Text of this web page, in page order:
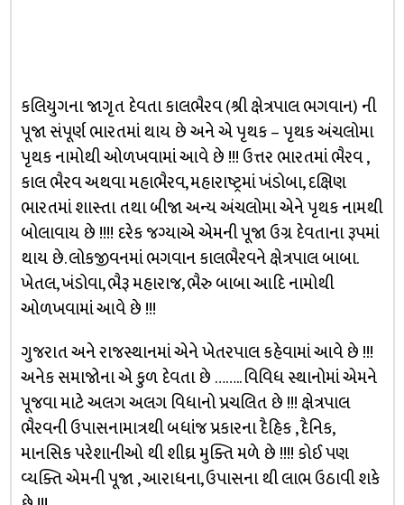
કલિયુગના જાગૃત દેવતા કાલભૈરવ (શ્રી ક્ષેત્રપાલ ભગવાન) ની
પૂજા સંપૂર્ણ ભારતમાં થાય છે અને એ પૃથક – પૃથક અંચલોમા
પૃથક નામોથી ઓળખવામાં આવે છે !!! ઉત્તર ભારતમાં ભૈરવ ,
કાલ ભૈરવ અથવા મહાભૈરવ, મહારાષ્ટ્રમાં ખંડોબા, દક્ષિણ
ભારતમાં શાસ્તા તથા બીજા અન્ય અંચલોમા એને પૃથક નામથી
બોલાવાય છે !!!! દરેક જગ્યાએ એમની પૂજા ઉગ્ર દેવતાના રૂપમાં
થાય છે. લોકજીવનમાં ભગવાન કાલભૈરવને ક્ષેત્રપાલ બાબા.
ખેતલ, ખંડોવા, ભૈરૂ મહારાજ, ભૈરુ બાબા આદિ નામોથી
ઓળખવામાં આવે છે !!!
ગુજરાત અને રાજસ્થાનમાં એને ખેતરપાલ કહેવામાં આવે છે !!!
અનેક સમાજોના એ કુળ દેવતા છે …….. વિવિધ સ્થાનોમાં એમને
પૂજવા માટે અલગ અલગ વિધાનો પ્રચલિત છે !!! ક્ષેત્રપાલ
ભૈરવની ઉપાસનામાત્રથી બધાંજ પ્રકારના દૈહિક , દૈનિક,
માનસિક પરેશાનીઓ થી શીઘ્ર મુક્તિ મળે છે !!!! કોઈ પણ
વ્યક્તિ એમની પૂજા , આરાધના, ઉપાસના થી લાભ ઉઠાવી શકે